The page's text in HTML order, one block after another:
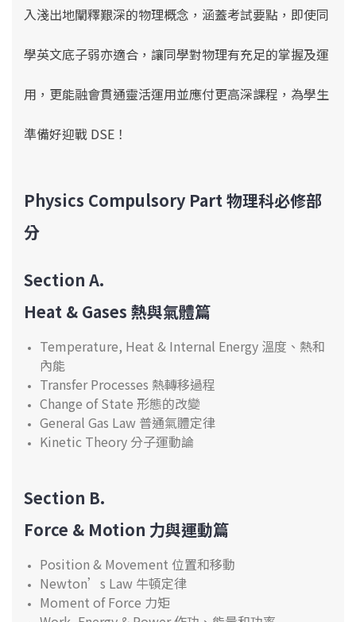
入淺出地闡釋艱深的物理概念，涵蓋考試要點，即使同
學英文底子弱亦適合， 讓同學對物理有充足的掌握及運
用，更能融會貫通靈活運用並應付更高深課程， 為學生
準備好迎戰 DSE！
Physics Compulsory Part 物理科必修部
分
Section A.
Heat & Gases 熱與氣體篇
Temperature, Heat & Internal Energy 溫度、熱和
內能
Transfer Processes 熱轉移過程
Change of State 形態的改變
General Gas Law 普通氣體定律
Kinetic Theory 分子運動論
Section B.
Force & Motion 力與運動篇
Position & Movement 位置和移動
Newton’s Law 牛頓定律
Moment of Force 力矩